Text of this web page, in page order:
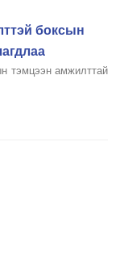
боксын
тэмцээн амжилттай